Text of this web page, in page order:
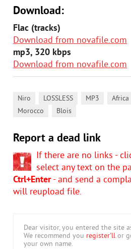
Download:
Flac (tracks)
Download from novafile.com
mp3, 320 kbps
Download from novafile.com
Niro LOSSLESS MP3 Africa
Morocco Blois
Report a dead link
If there are no links -
select any text on the
Ctrl+Enter- and send a
will reupload file.
Dear visitor, you entered the site
We recommend you register'll or
your own name.